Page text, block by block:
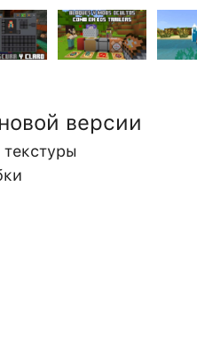
версии